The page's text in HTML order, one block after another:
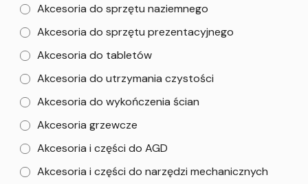
Akcesoria do sprzętu naziemnego
Akcesoria do sprzętu prezentacyjnego
Akcesoria do tabletów
Akcesoria do utrzymania czystości
Akcesoria do wykończenia ścian
Akcesoria grzewcze
Akcesoria i części do AGD
Akcesoria i części do narzędzi mechanicznych